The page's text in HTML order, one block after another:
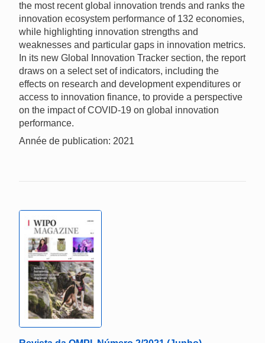
the most recent global innovation trends and ranks the
innovation ecosystem performance of 132 economies,
while highlighting innovation strengths and
weaknesses and particular gaps in innovation metrics.
In its new Global Innovation Tracker section, the report
draws on a select set of indicators, including the
effects on research and development expenditures or
access to innovation finance, to provide a perspective
on the impact of COVID-19 on global innovation
performance.
Année de publication: 2021